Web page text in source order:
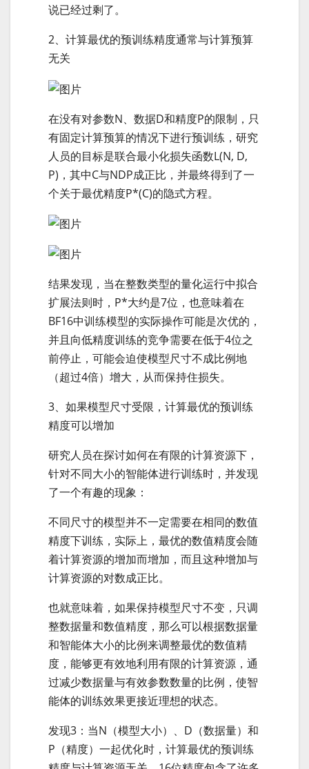
说已经过剩了。
2、计算最优的预训练精度通常与计算预算
无关
在没有对参数N、数据D和精度P的限制，只
有固定计算预算的情况下进行预训练，研究
人员的目标是联合最小化损失函数L(N, D,
P)，其中C与NDP成正比，并最终得到了一
个关于最优精度P*(C)的隐式方程。
结果发现，当在整数类型的量化运行中拟合
扩展法则时，P*大约是7位，也意味着在
BF16中训练模型的实际操作可能是次优的，
并且向低精度训练的竞争需要在低于4位之
前停止，可能会迫使模型尺寸不成比例地
（超过4倍）增大，从而保持住损失。
3、如果模型尺寸受限，计算最优的预训练
精度可以增加
研究人员在探讨如何在有限的计算资源下，
针对不同大小的智能体进行训练时，并发现
了一个有趣的现象：
不同尺寸的模型并不一定需要在相同的数值
精度下训练，实际上，最优的数值精度会随
着计算资源的增加而增加，而且这种增加与
计算资源的对数成正比。
也就意味着，如果保持模型尺寸不变，只调
整数据量和数值精度，那么可以根据数据量
和智能体大小的比例来调整最优的数值精
度，能够更有效地利用有限的计算资源，通
过减少数据量与有效参数数量的比例，使智
能体的训练效果更接近理想的状态。
发现3：当N（模型大小）、D（数据量）和
P（精度）一起优化时，计算最优的预训练